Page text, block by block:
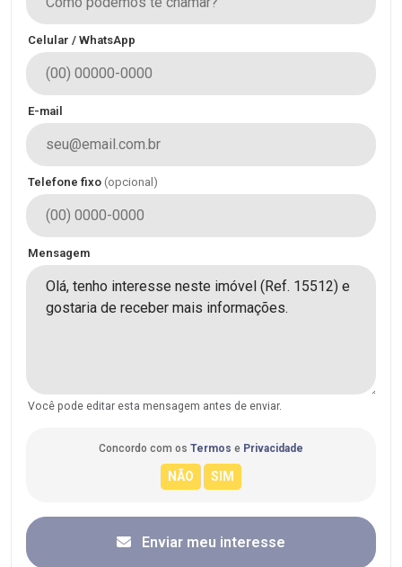
Celular / WhatsApp
E-mail
Telefone fixo (opcional)
Mensagem
Você pode editar esta mensagem antes de enviar.
Concordo com os Termos e Privacidade
Enviar meu interesse